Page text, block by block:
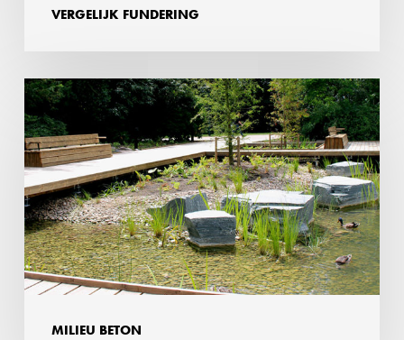
VERGELIJK FUNDERING
Milieu
beton
MILIEU BETON